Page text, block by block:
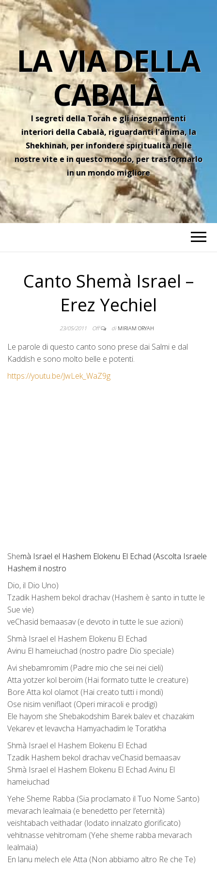
LA VIA DELLA
CABALÀ
I segreti della Torah e gli insegnamenti
interiori della Cabalà, riguardanti l'anima, la
Shekhinah, per infondere spiritualità nelle
nostre vite e in questo mondo, per trasformarlo
in un mondo migliore
Canto Shemà Israel –
Erez Yechiel
23/05/2011 Off di MIRIAM ORYAH
Le parole di questo canto sono prese dai Salmi e dal
Kaddish e sono molto belle e potenti.
https://youtu.be/JwLek_WaZ9g
Shemà Israel el Hashem Elokenu El Echad (Ascolta Israele
Hashem il nostro
Dio, il Dio Uno)
Tzadik Hashem bekol drachav (Hashem è santo in tutte le
Sue vie)
veChasid bemaasav (e devoto in tutte le sue azioni)
Shmà Israel el Hashem Elokenu El Echad
Avinu El hameiuchad (nostro padre Dio speciale)
Avi shebamromim (Padre mio che sei nei cieli)
Atta yotzer kol beroim (Hai formato tutte le creature)
Bore Atta kol olamot (Hai creato tutti i mondi)
Ose nisim veniflaot (Operi miracoli e prodigi)
Ele hayom she Shebakodshim Barek balev et chazakim
Vekarev et levavcha Hamyachadim le Toratkha
Shmà Israel el Hashem Elokenu El Echad
Tzadik Hashem bekol drachav veChasid bemaasav
Shmà Israel el Hashem Elokenu El Echad Avinu El
hameiuchad
Yehe Sheme Rabba (Sia proclamato il Tuo Nome Santo)
mevarach lealmaia (e benedetto per l’eternità)
veishtabach veithadar (lodato innalzato glorificato)
vehitnasse vehitromam (Yehe sheme rabba mevarach
lealmaia)
En lanu melech ele Atta (Non abbiamo altro Re che Te)